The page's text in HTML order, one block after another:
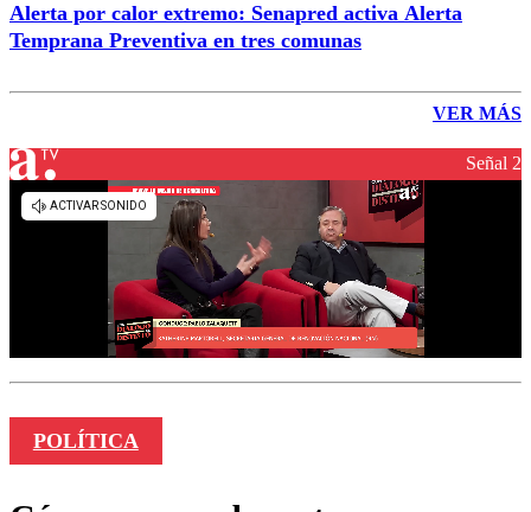
Alerta por calor extremo: Senapred activa Alerta
Temprana Preventiva en tres comunas
VER MÁS
Señal 2
POLÍTICA